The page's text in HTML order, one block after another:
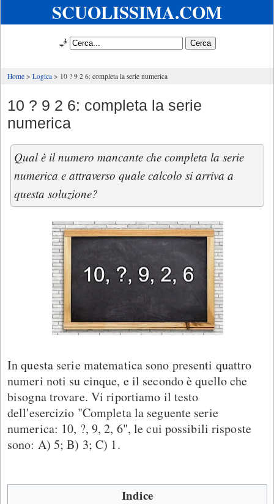
SCUOLISSIMA.COM
🧞
Home Logica 10 ? 9 2 6: completa la serie numerica
10 ? 9 2 6: completa la serie
numerica
Qual è il numero mancante che completa la serie
numerica e attraverso quale calcolo si arriva a
questa soluzione?
In questa serie matematica sono presenti quattro
numeri noti su cinque, e il secondo è quello che
bisogna trovare. Vi riportiamo il testo
dell'esercizio "Completa la seguente serie
numerica: 10, ?, 9, 2, 6", le cui possibili risposte
sono: A) 5; B) 3; C) 1.
Indice